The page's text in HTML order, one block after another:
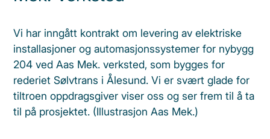
Vi har inngått kontrakt om levering av elektriske
installasjoner og automasjonssystemer for nybygg
204 ved Aas Mek. verksted, som bygges for
rederiet Sølvtrans i Ålesund. Vi er svært glade for
tiltroen oppdragsgiver viser oss og ser frem til å ta
til på prosjektet. (Illustrasjon Aas Mek.)